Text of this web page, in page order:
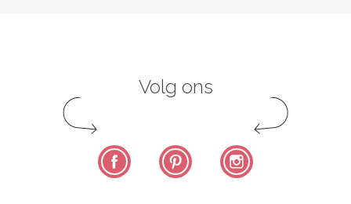
Volg ons
Facebook Pinterest